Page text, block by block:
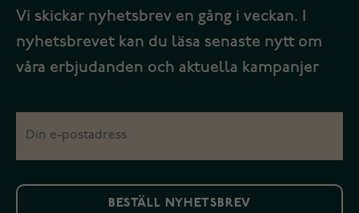
Vi skickar nyhetsbrev en gång i veckan. I
nyhetsbrevet kan du läsa senaste nytt om
våra erbjudanden och aktuella kampanjer
BESTÄLL NYHETSBREV